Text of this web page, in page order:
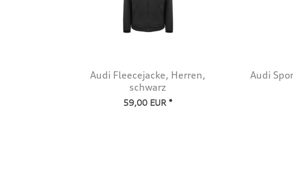
Audi Fleecejacke, Herren,
schwarz
59,00 EUR *
Audi